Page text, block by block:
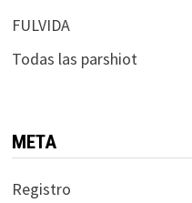
FULVIDA
Todas las parshiot
META
Registro